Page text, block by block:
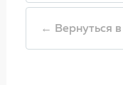
← Вернуться в